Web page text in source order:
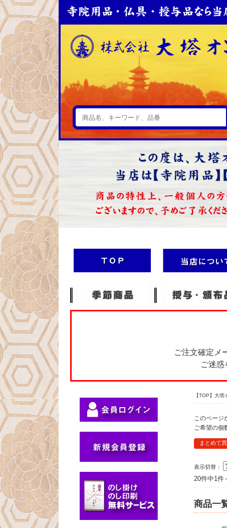
ご注文確定メ
ご迷惑
【TOP】大
このページ
ご希望の個
表示切替：
20件中1件
商品一